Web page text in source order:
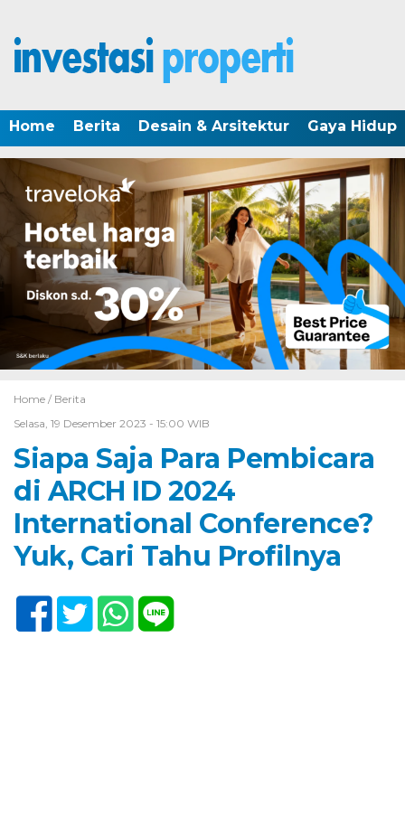
Home Berita Desain & Arsitektur Gaya Hidup
Home / Berita
Selasa, 19 Desember 2023 - 15:00 WIB
Siapa Saja Para Pembicara
di ARCH ID 2024
International Conference?
Yuk, Cari Tahu Profilnya